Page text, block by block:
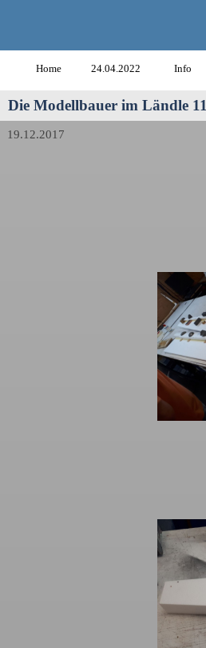
Home 24.04.2022 Info
Die Modellbauer im Ländle 11
19.12.2017